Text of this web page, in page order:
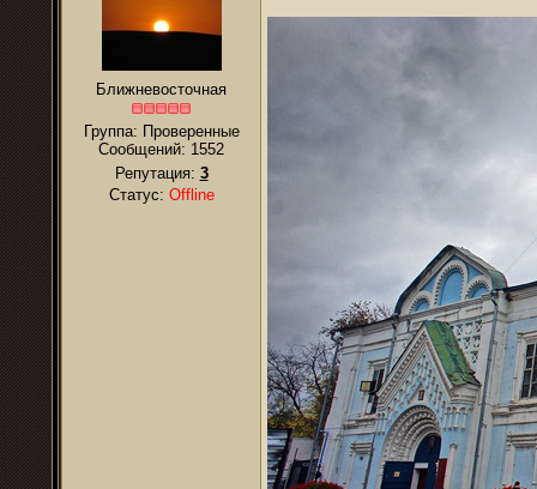
Ближневосточная
Группа: Проверенные
Сообщений: 1552
Репутация: 3
Статус: Offline